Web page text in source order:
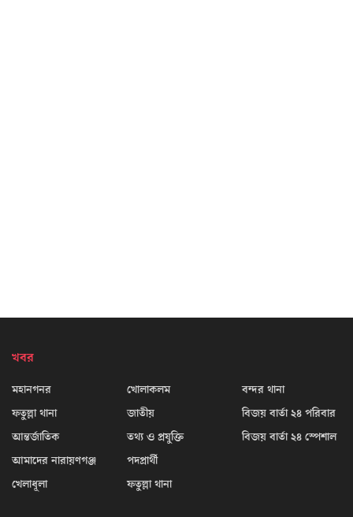
খবর
মহানগনর
ফতুল্লা থানা
আন্তর্জাতিক
আমাদের নারায়ণগঞ্জ
খেলাধূলা
খোলাকলম
জাতীয়
তথ্য ও প্রযুক্তি
পদপ্রার্থী
ফতুল্লা থানা
বন্দর থানা
বিজয় বার্তা ২৪ পরিবার
বিজয় বার্তা ২৪ স্পেশাল